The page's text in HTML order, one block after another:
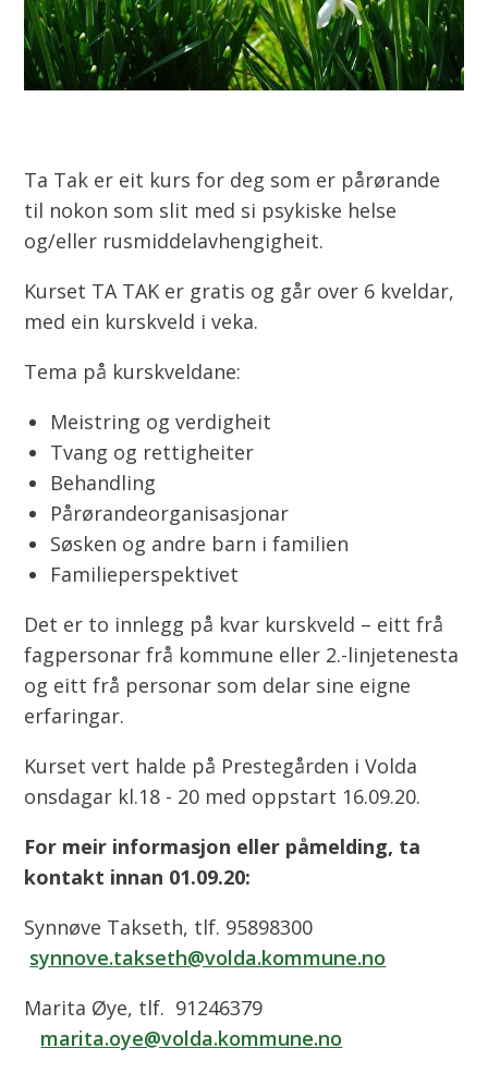
Ta Tak er eit kurs for deg som er pårørande
til nokon som slit med si psykiske helse
og/eller rusmiddelavhengigheit.
Kurset TA TAK er gratis og går over 6 kveldar,
med ein kurskveld i veka.
Tema på kurskveldane:
Meistring og verdigheit
Tvang og rettigheiter
Behandling
Pårørandeorganisasjonar
Søsken og andre barn i familien
Familieperspektivet
Det er to innlegg på kvar kurskveld – eitt frå
fagpersonar frå kommune eller 2.-linjetenesta
og eitt frå personar som delar sine eigne
erfaringar.
Kurset vert halde på Prestegården i Volda
onsdagar kl.18 - 20 med oppstart 16.09.20.
For meir informasjon eller påmelding, ta
kontakt innan 01.09.20:
Synnøve Takseth, tlf. 95898300
synnove.takseth@volda.kommune.no
Marita Øye, tlf. 91246379
marita.oye@volda.kommune.no